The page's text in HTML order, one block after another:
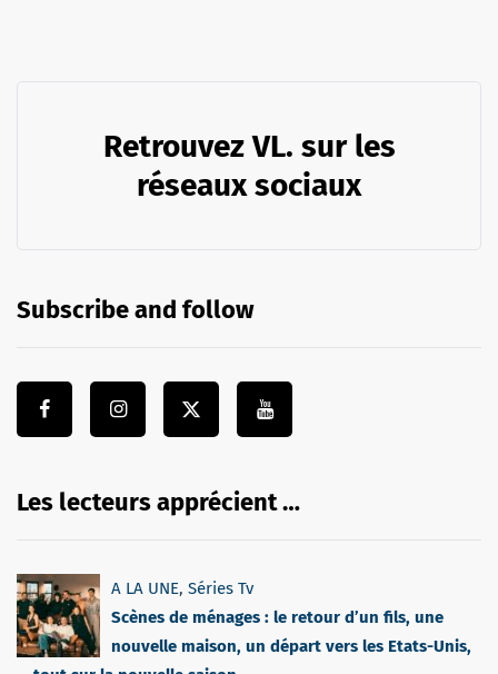
Retrouvez VL. sur les
réseaux sociaux
Subscribe and follow
Les lecteurs apprécient …
A LA UNE, Séries Tv
Scènes de ménages : le retour d’un fils, une
nouvelle maison, un départ vers les Etats-Unis,